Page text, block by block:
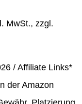
MwSt., zzgl.
/ Affiliate Links*
der Amazon